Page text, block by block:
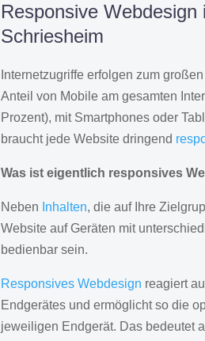
Responsive Webdesign
Schriesheim
Internetzugriffe erfolgen zum
Anteil von Mobile am gesamten
Prozent), mit Smartphones oder
braucht jede Website dringend
Was ist eigentlich responsives
Neben Inhalten, die auf Ihre
Website auf Geräten mit
bedienbar sein.
Responsives Webdesign reagiert
Endgerätes und ermöglicht so die
jeweiligen Endgerät. Das bedeutet